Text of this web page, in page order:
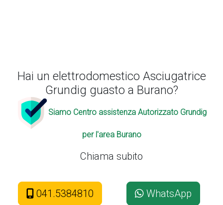
Hai un elettrodomestico Asciugatrice
Grundig guasto a Burano?
Siamo Centro assistenza Autorizzato Grundig
per l'area Burano
Chiama subito
041.5384810 WhatsApp